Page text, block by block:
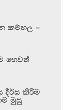
කම්හල –
හෙවත්
දීර්ඝ කිරීම
මුසු